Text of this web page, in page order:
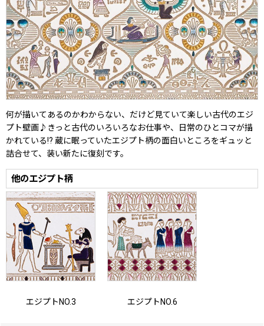
何が描いてあるのかわからない、だけど見ていて楽しい古代のエジ
プト壁画♪きっと古代のいろいろなお仕事や、日常のひとコマが描
かれている!? 蔵に眠っていたエジプト柄の面白いところをギュッと
詰合せて、装い新たに復刻です。
他のエジプト柄
エジプトNO.3 エジプトNO.6